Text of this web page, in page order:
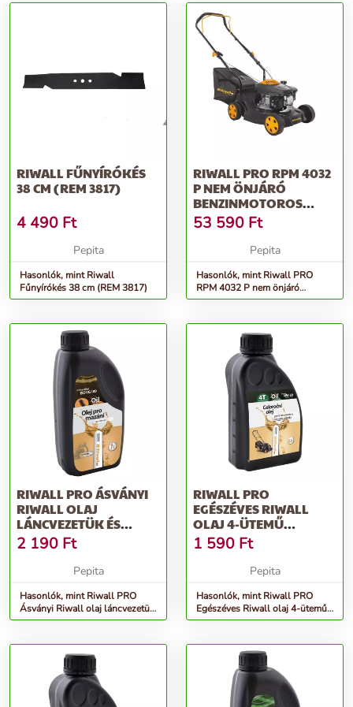
RIWALL FŰNYÍRÓKÉS
38 CM (REM 3817)
4 490 Ft
Pepita
Hasonlók, mint Riwall
Fűnyírókés 38 cm (REM 3817)
RIWALL PRO RPM 4032
P NEM ÖNJÁRÓ
BENZINMOTOROS
FŰNYÍRÓ 2 AZ 1-BEN
53 590 Ft
Pepita
Hasonlók, mint Riwall PRO
RPM 4032 P nem önjáró
benzinmotoros fűnyíró 2 az 1-
RIWALL PRO ÁSVÁNYI
RIWALL OLAJ
LÁNCVEZETÜK ÉS
LÁNCOK KENÉSÉHEZ (1
L)
2 190 Ft
Pepita
Hasonlók, mint Riwall PRO
Ásványi Riwall olaj láncvezetük
és láncok kenéséhez (1 l)
RIWALL PRO
EGÉSZÉVES RIWALL
OLAJ 4-ÜTEMŰ
MOTOROKBA (0.6L,
SAE10W-30)
1 590 Ft
Pepita
Hasonlók, mint Riwall PRO
Egészéves Riwall olaj 4-ütemű
motorokba (0.6l, SAE10W-30)